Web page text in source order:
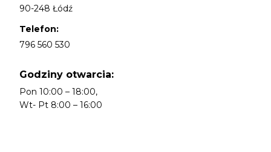
90-248 Łódź
Telefon:
796 560 530
Godziny otwarcia:
Pon 10:00 – 18:00,
Wt- Pt 8:00 – 16:00